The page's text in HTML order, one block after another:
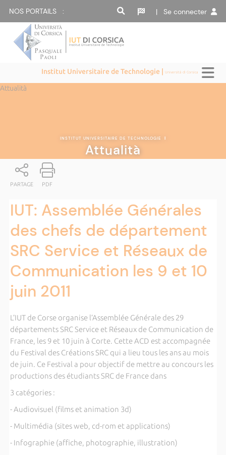
NOS PORTAILS : | Se connecter
Institut Universitaire de Technologie |Università di Corsica
Attualità
INSTITUT UNIVERSITAIRE DE TECHNOLOGIE |
Attualità
PARTAGE PDF
IUT: Assemblée Générales
des chefs de département
SRC Service et Réseaux de
Communication les 9 et 10
juin 2011
L’IUT de Corse organise l’Assemblée Générale des 29
départements SRC Service et Réseaux de Communication de
France, les 9 et 10 juin à Corte. Cette ACD est accompagnée
du Festival des Créations SRC qui a lieu tous les ans au mois
de juin. Ce Festival a pour objectif de mettre au concours les
productions des étudiants SRC de France dans
3 catégories :
- Audiovisuel (films et animation 3d)
- Multimédia (sites web, cd-rom et applications)
- Infographie (affiche, photographie, illustration)